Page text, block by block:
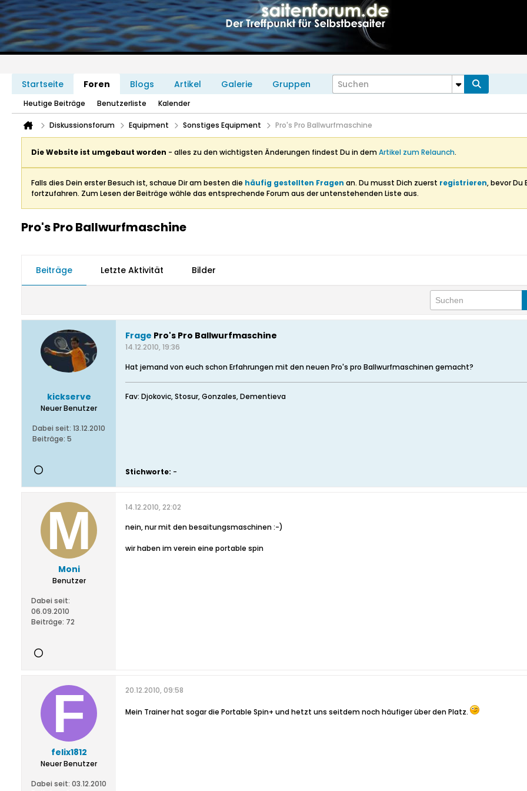
Startseite Foren Blogs Artikel Galerie Gruppen
Heutige Beiträge Benutzerliste Kalender
Diskussionsforum Equipment Sonstiges Equipment Pro's Pro Ballwurfmaschine
Die Website ist umgebaut worden - alles zu den wichtigsten Änderungen findest Du in demArtikel zum Relaunch.
Falls dies Dein erster Besuch ist, schaue Dir am besten die häufig gestellten Fragen an. Du musst Dich zuerst registrieren, bevor Du
fortzufahren. Zum Lesen der Beiträge wähle das entsprechende Forum aus der untenstehenden Liste aus.
Pro's Pro Ballwurfmaschine
Beiträge Letzte Aktivität Bilder
kickserve
Neuer Benutzer
Dabei seit: 13.12.2010
Beiträge: 5
Frage Pro's Pro Ballwurfmaschine
14.12.2010, 19:36
Hat jemand von euch schon Erfahrungen mit den neuen Pro's pro Ballwurfmaschinen gemacht?
Fav: Djokovic, Stosur, Gonzales, Dementieva
Stichworte: -
Moni
Benutzer
Dabei seit:
06.09.2010
Beiträge: 72
14.12.2010, 22:02
nein, nur mit den besaitungsmaschinen :-)
wir haben im verein eine portable spin
felix1812
Neuer Benutzer
Dabei seit: 03.12.2010
20.12.2010, 09:58
Mein Trainer hat sogar die Portable Spin+ und hetzt uns seitdem noch häufiger über den Platz.